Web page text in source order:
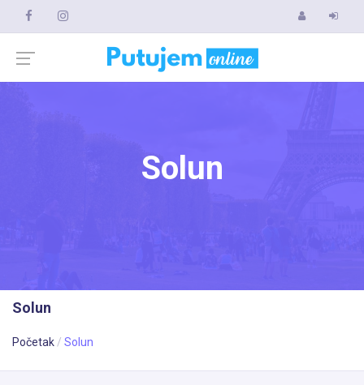
Solun
Solun
Početak Solun